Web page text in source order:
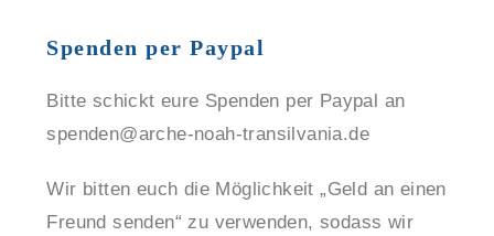
Spenden per Paypal
Bitte schickt eure Spenden per Paypal an
spenden@arche-noah-transilvania.de
Wir bitten euch die Möglichkeit „Geld an einen
Freund senden“ zu verwenden, sodass wir